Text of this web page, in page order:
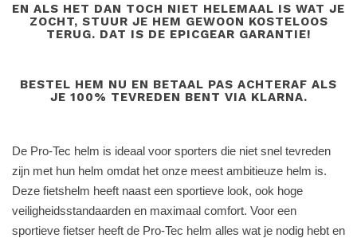
EN ALS HET DAN TOCH NIET HELEMAAL IS WAT JE
ZOCHT, STUUR JE HEM GEWOON KOSTELOOS
TERUG. DAT IS DE EPICGEAR GARANTIE!
BESTEL HEM NU EN BETAAL PAS ACHTERAF ALS
JE 100% TEVREDEN BENT VIA KLARNA.
De Pro-Tec helm is ideaal voor sporters die niet snel tevreden
zijn met hun helm omdat het onze meest ambitieuze helm is.
Deze fietshelm heeft naast een sportieve look, ook hoge
veiligheidsstandaarden en maximaal comfort. Voor een
sportieve fietser heeft de Pro-Tec helm alles wat je nodig hebt en